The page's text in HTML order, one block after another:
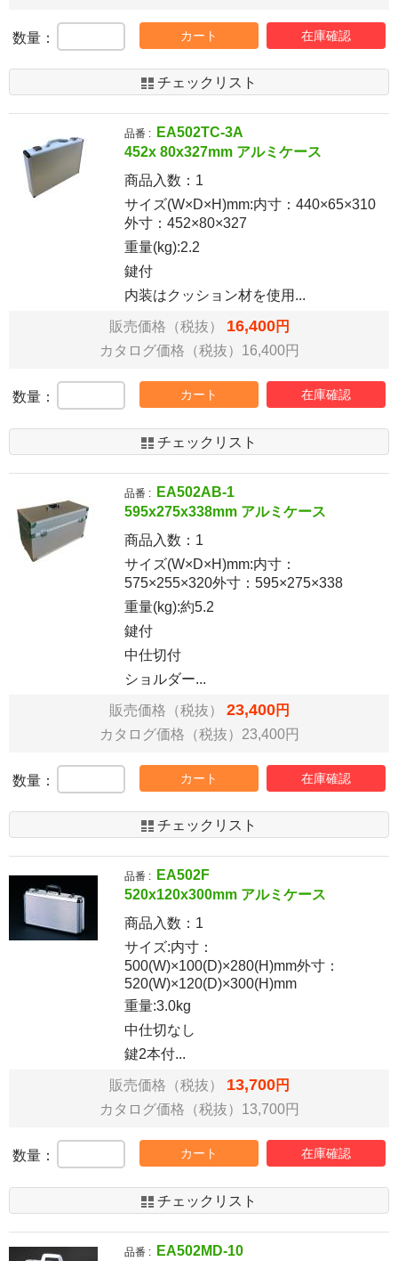
数量： カート 在庫確認
チェックリスト
品番 :
EA502TC-3A
452x 80x327mm アルミケース
商品入数： 1
サイズ(W×D×H)mm:内寸：440×65×310
外寸：452×80×327
重量(kg):2.2
鍵付
内装はクッション材を使用...
販売価格（税抜） 16,400円
カタログ価格（税抜）16,400円
数量： カート 在庫確認
チェックリスト
品番 :
EA502AB-1
595x275x338mm アルミケース
商品入数： 1
サイズ(W×D×H)mm:内寸：
575×255×320外寸：595×275×338
重量(kg):約5.2
鍵付
中仕切付
ショルダー...
販売価格（税抜） 23,400円
カタログ価格（税抜）23,400円
数量： カート 在庫確認
チェックリスト
品番 :
EA502F
520x120x300mm アルミケース
商品入数： 1
サイズ:内寸：
500(W)×100(D)×280(H)mm外寸：
520(W)×120(D)×300(H)mm
重量:3.0kg
中仕切なし
鍵2本付...
販売価格（税抜） 13,700円
カタログ価格（税抜）13,700円
数量： カート 在庫確認
チェックリスト
品番 :
EA502MD-10